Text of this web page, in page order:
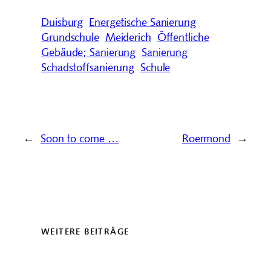
Duisburg Energetische Sanierung
Grundschule Meiderich Öffentliche
Gebäude; Sanierung Sanierung
Schadstoffsanierung Schule
← Soon to come … Roermond →
WEITERE BEITRÄGE